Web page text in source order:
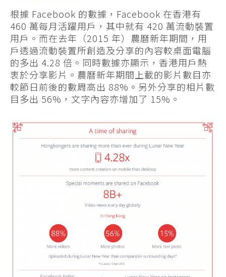
根據 Facebook 的數據，Facebook 在香港有
460 萬每月活躍用戶，其中就有 420 萬流動裝置
用戶。而在去年（2015 年）農曆新年期間，用
戶透過流動裝置所創造及分享的內容較桌面電腦
的多出 4.28 倍。同時數據亦顯示，香港用戶熱
衷於分享影片。農曆新年期間上載的影片數目亦
較節日前後的數周高出 88%。另外分享的相片數
目多出 56%，文字內容亦增加了 15%。